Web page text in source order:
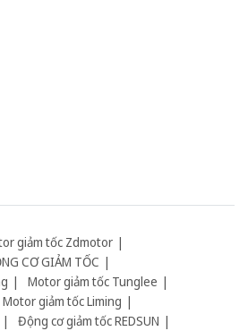
giảm tốc Zdmotor
CƠ GIẢM TỐC
Motor giảm tốc Tunglee
Motor giảm tốc Liming
Động cơ giảm tốc REDSUN